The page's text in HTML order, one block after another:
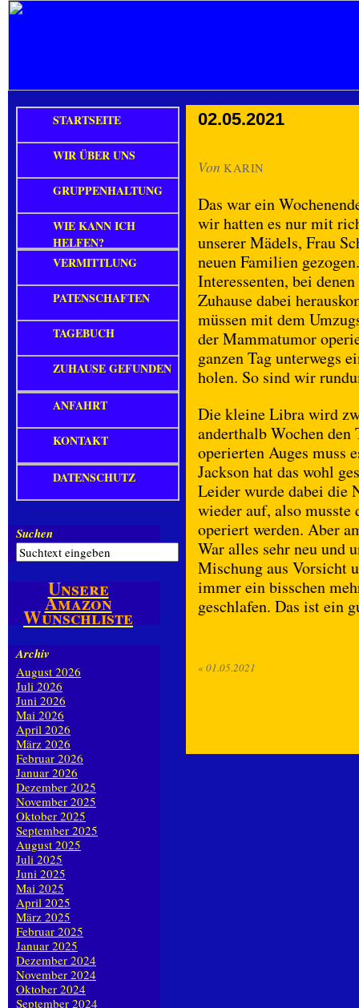
02.05.2021
Von KARIN
Das war ein
wir hatten es nur mit
unserer Mädels, Frau
neuen Familien
Interessenten, bei
Zuhause dabei
müssen mit dem
der Mammatumor
ganzen Tag unterwegs
holen. So sind wir
Die kleine Libra wird
anderthalb Wochen den
operierten Auges muss
Jackson hat das wohl
Leider wurde dabei die
wieder auf, also musste
operiert werden. Aber
War alles sehr neu und
Mischung aus Vorsicht
immer ein bisschen
geschlafen. Das ist ein
« 01.05.2021
STARTSEITE
WIR ÜBER UNS
GRUPPENHALTUNG
WIE KANN ICH
HELFEN?
VERMITTLUNG
PATENSCHAFTEN
TAGEBUCH
ZUHAUSE GEFUNDEN
ANFAHRT
KONTAKT
DATENSCHUTZ
Suchen
Unsere
Amazon
Wunschliste
Archiv
August 2026
Juli 2026
Juni 2026
Mai 2026
April 2026
März 2026
Februar 2026
Januar 2026
Dezember 2025
November 2025
Oktober 2025
September 2025
August 2025
Juli 2025
Juni 2025
Mai 2025
April 2025
März 2025
Februar 2025
Januar 2025
Dezember 2024
November 2024
Oktober 2024
September 2024